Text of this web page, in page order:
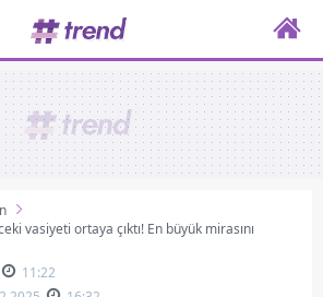
vasiyeti ortaya çıktı! En büyük mirasını
11:22